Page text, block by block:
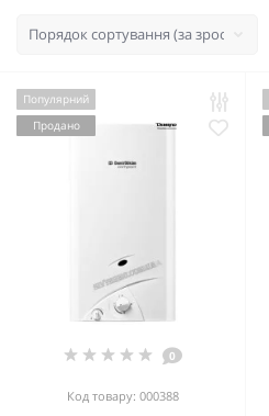
Популярний
Продано
0
Код товару: 000388